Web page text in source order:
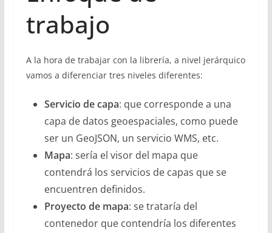
trabajo
A la hora de trabajar con la librería, a nivel jerárquico
vamos a diferenciar tres niveles diferentes:
Servicio de capa: que corresponde a una
capa de datos geoespaciales, como puede
ser un GeoJSON, un servicio WMS, etc.
Mapa: sería el visor del mapa que
contendrá los servicios de capas que se
encuentren definidos.
Proyecto de mapa: se trataría del
contenedor que contendría los diferentes